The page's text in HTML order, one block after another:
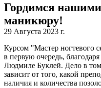
Гордимся
маникюру!
29 Августа 2023 г.
Курсом "Мастер ногтевого
в первую очередь,
Людмиле Буклей. Дело в
зависит от того, какой
наличия и количества